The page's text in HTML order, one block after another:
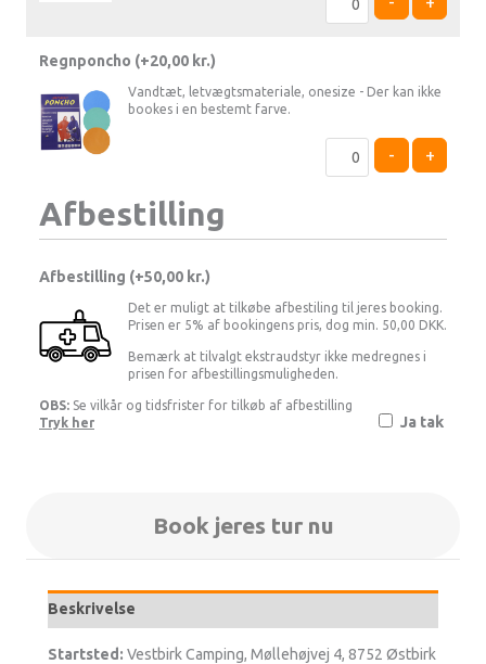
Beskrivelse
Startsted: Vestbirk Camping, Møllehøjvej 4, 8752 Østbirk
Regnponcho (+20,00 kr.)
Vandtæt, letvægtsmateriale, onesize - Der kan ikke
bookes i en bestemt farve.
- +
Afbestilling
Afbestilling ( 50,00 kr.)
Det er muligt at tilkøbe afbestiling til jeres booking.
Prisen er 5% af bookingens pris, dog min. 50,00 DKK.
Bemærk at tilvalgt ekstraudstyr ikke medregnes i
prisen for afbestillingsmuligheden.
OBS: Se vilkår og tidsfrister for tilkøb af afbestilling
Tryk her
Ja tak
Book jeres tur nu